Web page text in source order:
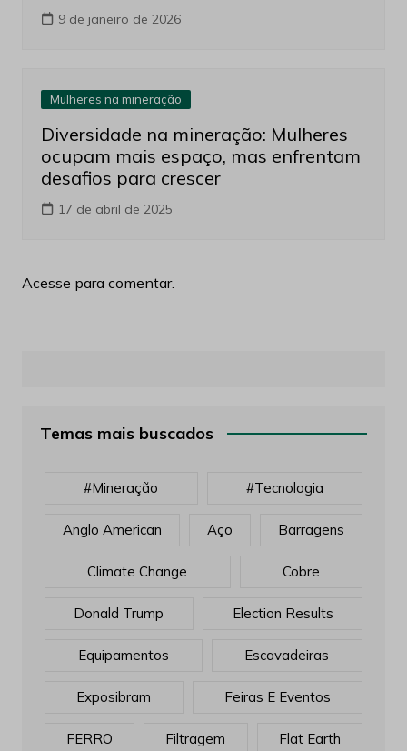
9 de janeiro de 2026
Mulheres na mineração
Diversidade na mineração: Mulheres
ocupam mais espaço, mas enfrentam
desafios para crescer
17 de abril de 2025
Acesse para comentar.
Temas mais buscados
#mineração #tecnologia
Anglo American Aço Barragens
Climate Change Cobre
Donald Trump Election Results
Equipamentos Escavadeiras
Exposibram Feiras E Eventos
FERRO Filtragem Flat Earth